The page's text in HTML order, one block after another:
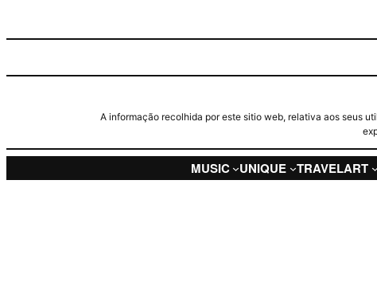
A informação recolhida por este sitio web, relativa aos seus
MUSIC UNIQUE TRAVELART